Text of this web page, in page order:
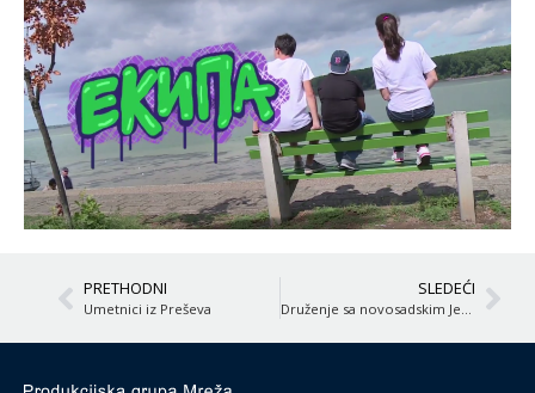
PRETHODNI
Umetnici iz Preševa
SLEDEĆI
Druženje sa novosadskim Jevrejima